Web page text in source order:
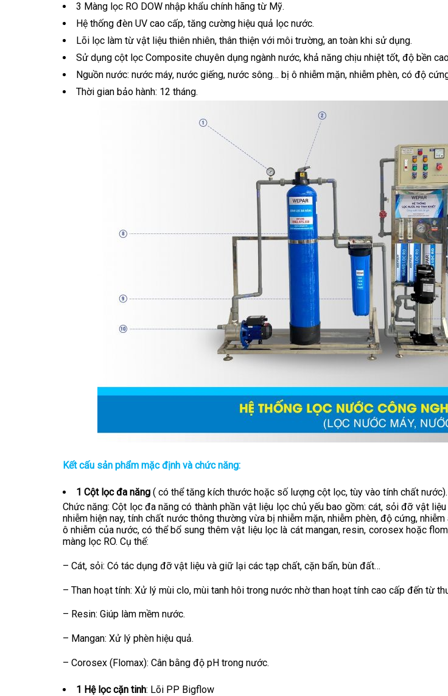
3 Màng lọc RO DOW nhập khẩu chính hãng từ Mỹ.
Hệ thống đèn UV cao cấp, tăng cường hiệu quả lọc nước.
Lõi lọc làm từ vật liệu thiên nhiên, thân thiện với môi trường, an toàn khi sử dụng.
Sử dụng cột lọc Composite chuyên dụng ngành nước, khả năng chịu nhiệt tốt, độ bền
Nguồn nước: nước máy, nước giếng, nước sông… bị ô nhiễm mặn, nhiễm phèn, có độ
Thời gian bảo hành: 12 tháng.
Kết cấu sản phẩm mặc định và chức năng:
1 Cột lọc đa năng ( có thể tăng kích thước hoặc số lượng cột lọc, tùy vào tính chất nước).
Chức năng:Cột lọc đa năng có thành phần vật liệu lọc chủ yếu bao gồm: cát, sỏi đỡ vật
nhiễm hiện nay, tính chất nước thông thường vừa bị nhiễm mặn, nhiễm phèn, độ cứng,
ô nhiễm của nước, có thể bổ sung thêm vật liệu lọc là cát mangan, resin, corosex hoặc
màng lọc RO. Cụ thể:
– Cát, sỏi: Có tác dụng đỡ vật liệu và giữ lại các tạp chất, cặn bẩn, bùn đất…
– Than hoạt tính: Xử lý mùi clo, mùi tanh hôi trong nước nhờ than hoạt tính cao cấp đến từ
– Resin: Giúp làm mềm nước.
– Mangan: Xử lý phèn hiệu quả.
– Corosex (Flomax): Cân bằng độ pH trong nước.
1 Hệ lọc cặn tinh: Lõi PP Bigflow